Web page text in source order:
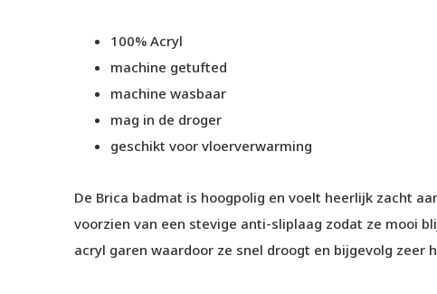
100% Acryl
machine getufted
machine wasbaar
mag in de droger
geschikt voor vloerverwarming
De Brica badmat is hoogpolig en voelt heerlijk zacht
voorzien van een stevige anti-sliplaag zodat ze mooi
acryl garen waardoor ze snel droogt en bijgevolg zeer